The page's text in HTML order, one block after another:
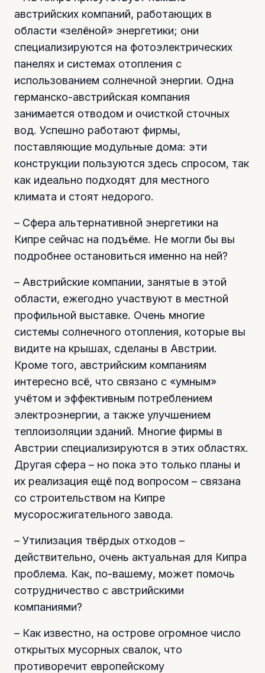
австрийских компаний, работающих в
области «зелёной» энергетики; они
специализируются на фотоэлектрических
панелях и системах отопления с
использованием солнечной энергии. Одна
германско-австрийская компания
занимается отводом и очисткой сточных
вод. Успешно работают фирмы,
поставляющие модульные дома: эти
конструкции пользуются здесь спросом, так
как идеально подходят для местного
климата и стоят недорого.
– Сфера альтернативной энергетики на
Кипре сейчас на подъёме. Не могли бы вы
подробнее остановиться именно на ней?
– Австрийские компании, занятые в этой
области, ежегодно участвуют в местной
профильной выставке. Очень многие
системы солнечного отопления, которые вы
видите на крышах, сделаны в Австрии.
Кроме того, австрийским компаниям
интересно всё, что связано с «умным»
учётом и эффективным потреблением
электроэнергии, а также улучшением
теплоизоляции зданий. Многие фирмы в
Австрии специализируются в этих областях.
Другая сфера – но пока это только планы и
их реализация ещё под вопросом – связана
со строительством на Кипре
мусоросжигательного завода.
– Утилизация твёрдых отходов –
действительно, очень актуальная для Кипра
проблема. Как, по-вашему, может помочь
сотрудничество с австрийскими
компаниями?
– Как известно, на острове огромное число
открытых мусорных свалок, что
противоречит европейскому